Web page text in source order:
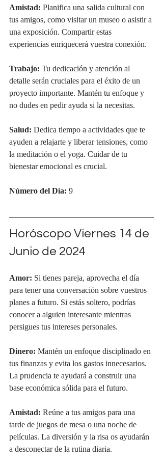
Amistad: Planifica una salida cultural con
tus amigos, como visitar un museo o asistir a
una exposición. Compartir estas
experiencias enriquecerá vuestra conexión.
Trabajo: Tu dedicación y atención al
detalle serán cruciales para el éxito de un
proyecto importante. Mantén tu enfoque y
no dudes en pedir ayuda si la necesitas.
Salud: Dedica tiempo a actividades que te
ayuden a relajarte y liberar tensiones, como
la meditación o el yoga. Cuidar de tu
bienestar emocional es crucial.
Número del Día: 9
Horóscopo Viernes 14 de
Junio de 2024
Amor: Si tienes pareja, aprovecha el día
para tener una conversación sobre vuestros
planes a futuro. Si estás soltero, podrías
conocer a alguien interesante mientras
persigues tus intereses personales.
Dinero: Mantén un enfoque disciplinado en
tus finanzas y evita los gastos innecesarios.
La prudencia te ayudará a construir una
base económica sólida para el futuro.
Amistad: Reúne a tus amigos para una
tarde de juegos de mesa o una noche de
películas. La diversión y la risa os ayudarán
a desconectar de la rutina diaria.